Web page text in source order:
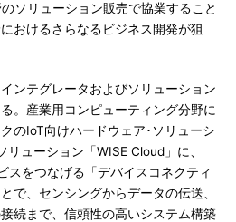
ソリューション販売で協業すること
おけるさらなるビジネス開発が狙
ンテグレータおよびソリューション
。産業用コンピューティング分野に
のIoT向けハードウェア･ソリューシ
リューション「WISE Cloud」に、
スをつなげる「デバイスコネクティ
で、センシングからデータの伝送、
続まで、信頼性の高いシステム構築